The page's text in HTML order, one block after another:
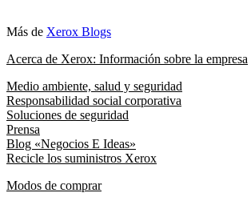
Más de Xerox Blogs
Acerca de Xerox: Información sobre la empresa
Medio ambiente, salud y seguridad
Responsabilidad social corporativa
Soluciones de seguridad
Prensa
Blog «Negocios E Ideas»
Recicle los suministros Xerox
Modos de comprar